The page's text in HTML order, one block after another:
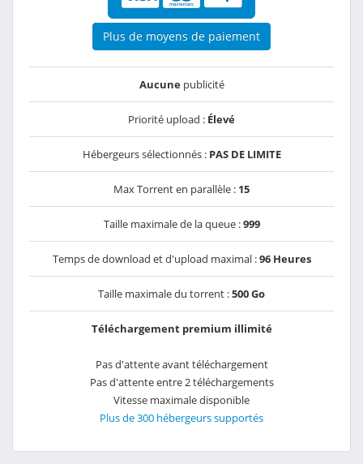
Plus de moyens de paiement
Aucunepublicité
Priorité upload : Élevé
Hébergeurs sélectionnés : PAS DE LIMITE
Max Torrent en parallèle : 15
Taille maximale de la queue :999
Temps de download et d'upload maximal :96 Heures
Taille maximale du torrent :500 Go
Téléchargement premium illimité
Pas d'attente avant téléchargement
Pas d'attente entre 2 téléchargements
Vitesse maximale disponible
Plus de 300 hébergeurs supportés